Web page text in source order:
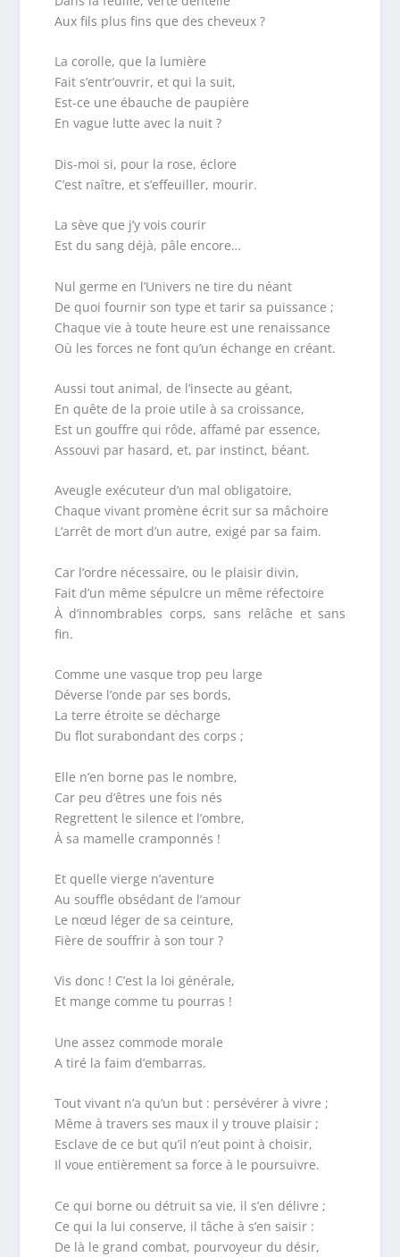
Aux fils plus fins que des cheveux ?
La corolle, que la lumière
Fait s’entr’ouvrir, et qui la suit,
Est-ce une ébauche de paupière
En vague lutte avec la nuit ?
Dis-moi si, pour la rose, éclore
C’est naître, et s’effeuiller, mourir.
La sève que j’y vois courir
Est du sang déjà, pâle encore…
Nul germe en l’Univers ne tire du néant
De quoi fournir son type et tarir sa puissance ;
Chaque vie à toute heure est une renaissance
Où les forces ne font qu’un échange en créant.
Aussi tout animal, de l’insecte au géant,
En quête de la proie utile à sa croissance,
Est un gouffre qui rôde, affamé par essence,
Assouvi par hasard, et, par instinct, béant.
Aveugle exécuteur d’un mal obligatoire,
Chaque vivant promène écrit sur sa mâchoire
L’arrêt de mort d’un autre, exigé par sa faim.
Car l’ordre nécessaire, ou le plaisir divin,
Fait d’un même sépulcre un même réfectoire
À d’innombrables corps, sans relâche et sans
fin.
Comme une vasque trop peu large
Déverse l’onde par ses bords,
La terre étroite se décharge
Du flot surabondant des corps ;
Elle n’en borne pas le nombre,
Car peu d’êtres une fois nés
Regrettent le silence et l’ombre,
À sa mamelle cramponnés !
Et quelle vierge n’aventure
Au souffle obsédant de l’amour
Le nœud léger de sa ceinture,
Fière de souffrir à son tour ?
Vis donc ! C’est la loi générale,
Et mange comme tu pourras !
Une assez commode morale
A tiré la faim d’embarras.
Tout vivant n’a qu’un but : persévérer à vivre ;
Même à travers ses maux il y trouve plaisir ;
Esclave de ce but qu’il n’eut point à choisir,
Il voue entièrement sa force à le poursuivre.
Ce qui borne ou détruit sa vie, il s’en délivre ;
Ce qui la lui conserve, il tâche à s’en saisir :
De là le grand combat, pourvoyeur du désir,